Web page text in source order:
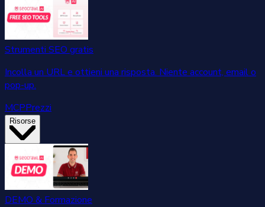
Strumenti SEO gratis
Incolla un URL e ottieni una risposta. Niente account, email o
pop-up.
MCPPrezzi
Risorse
DEMO & Formazione